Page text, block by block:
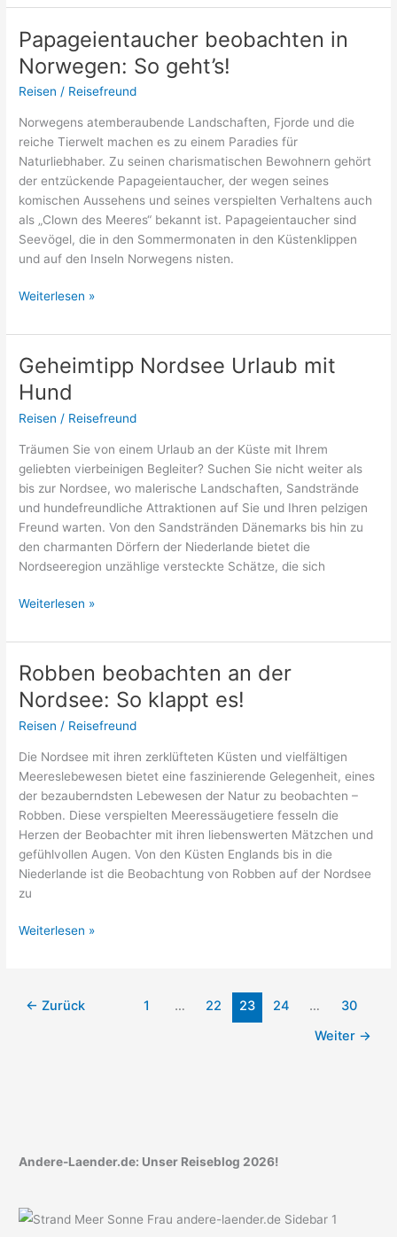
Wo
machen?
Papageientaucher beobachten in
Norwegen: So geht’s!
Reisen / Reisefreund
Norwegens atemberaubende Landschaften, Fjorde und die
reiche Tierwelt machen es zu einem Paradies für
Naturliebhaber. Zu seinen charismatischen Bewohnern gehört
der entzückende Papageientaucher, der wegen seines
komischen Aussehens und seines verspielten Verhaltens auch
als „Clown des Meeres“ bekannt ist. Papageientaucher sind
Seevögel, die in den Sommermonaten in den Küstenklippen
und auf den Inseln Norwegens nisten.
Papageientaucher
in
Norwegen:
So
geht’s!
Weiterlesen »
Geheimtipp Nordsee Urlaub mit
Hund
Reisen / Reisefreund
Träumen Sie von einem Urlaub an der Küste mit Ihrem
geliebten vierbeinigen Begleiter? Suchen Sie nicht weiter als
bis zur Nordsee, wo malerische Landschaften, Sandstrände
und hundefreundliche Attraktionen auf Sie und Ihren pelzigen
Freund warten. Von den Sandstränden Dänemarks bis hin zu
den charmanten Dörfern der Niederlande bietet die
Nordseeregion unzählige versteckte Schätze, die sich
Geheimtipp
Urlaub
mit
Hund
Weiterlesen »
Robben beobachten an der
Nordsee: So klappt es!
Reisen / Reisefreund
Die Nordsee mit ihren zerklüfteten Küsten und vielfältigen
Meereslebewesen bietet eine faszinierende Gelegenheit, eines
der bezauberndsten Lebewesen der Natur zu beobachten –
Robben. Diese verspielten Meeressäugetiere fesseln die
Herzen der Beobachter mit ihren liebenswerten Mätzchen und
gefühlvollen Augen. Von den Küsten Englands bis in die
Niederlande ist die Beobachtung von Robben auf der Nordsee
zu
Robben
Nordsee:
Weiterlesen »
← Zurück 1 … 22 23 24 …
30
Weiter →
Andere-Laender.de: Unser Reiseblog 2026!